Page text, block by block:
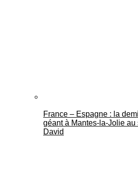
France – Espagne : la
géant à Mantes-la-Jolie au
David